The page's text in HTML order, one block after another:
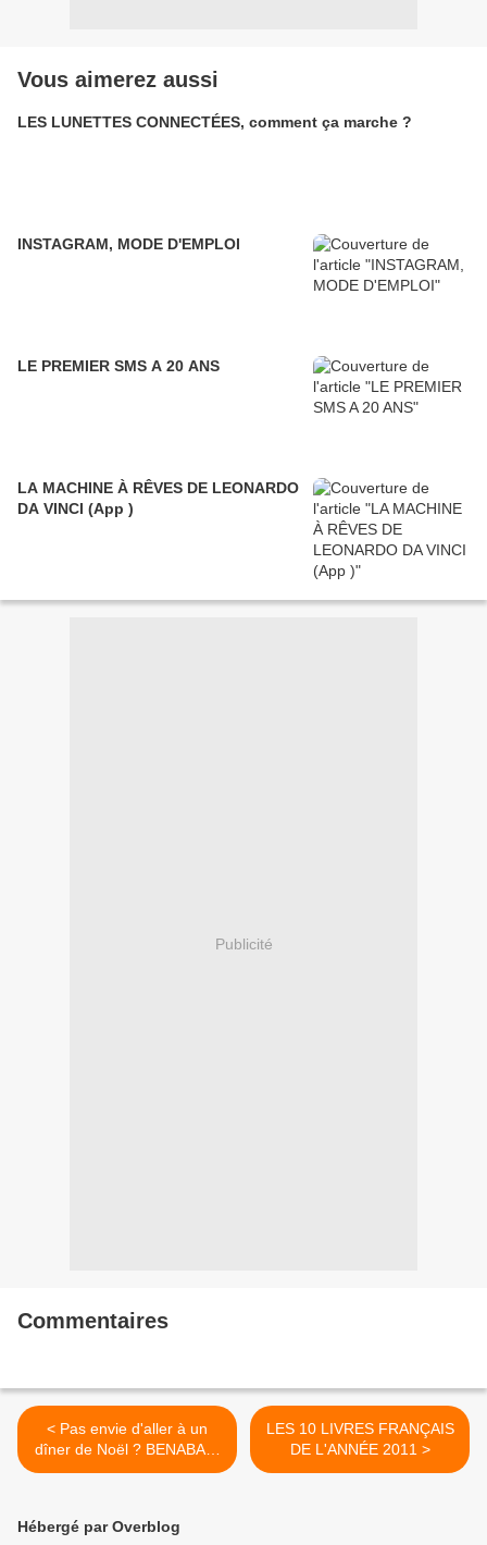
Vous aimerez aussi
LES LUNETTES CONNECTÉES, comment ça marche ?
INSTAGRAM, MODE D'EMPLOI
LE PREMIER SMS A 20 ANS
LA MACHINE À RÊVES DE LEONARDO
DA VINCI (App )
Publicité
Commentaires
< Pas envie d'aller à un
dîner de Noël ? BENABAR:
" Le dîner "
LES 10 LIVRES FRANÇAIS
DE L'ANNÉE 2011 >
Hébergé par Overblog